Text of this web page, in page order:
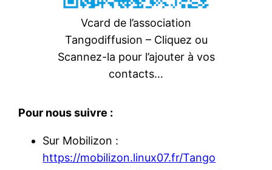
Vcard de l’association
Tangodiffusion – Cliquez ou
Scannez-la pour l’ajouter à vos
contacts…
Pour nous suivre :
Sur Mobilizon :
https://mobilizon.linux07.fr/Tango